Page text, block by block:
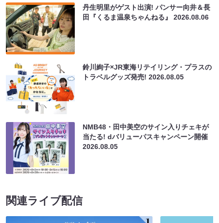
丹生明里がゲスト出演! パンサー向井＆長
田『くるま温泉ちゃんねる』2026.08.06
鈴川絢子×JR東海リテイリング・プラスの
トラベルグッズ発売!2026.08.05
NMB48・田中美空のサイン入りチェキが
当たる! dバリューパスキャンペーン開催
2026.08.05
関連ライブ配信